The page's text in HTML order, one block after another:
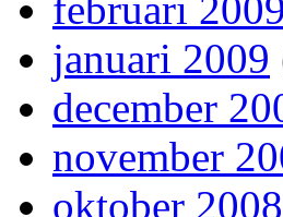
februari 2009
januari 2009
december
november
oktober 2008